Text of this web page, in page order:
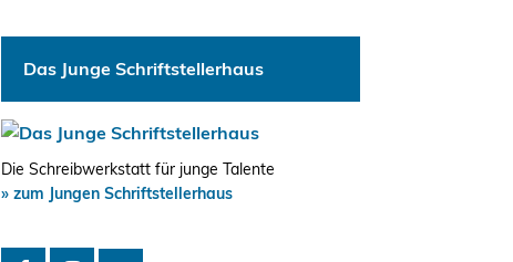
Das Junge Schriftstellerhaus
Die Schreibwerkstatt für junge Talente
» zum Jungen Schriftstellerhaus